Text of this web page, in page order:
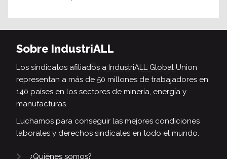
Sobre IndustriALL
Los sindicatos afiliados a IndustriALL Global Union
representan a más de 50 millones de trabajadores en
140 países en los sectores de minería, energía y
manufacturas.
Luchamos para conseguir las mejores condiciones
laborales y derechos sindicales en todo el mundo.
¿Quiénes somos?